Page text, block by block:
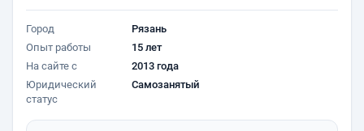
Город
Рязань
Опыт работы
15 лет
На сайте с
2013 года
Юридический
статус
Самозанятый